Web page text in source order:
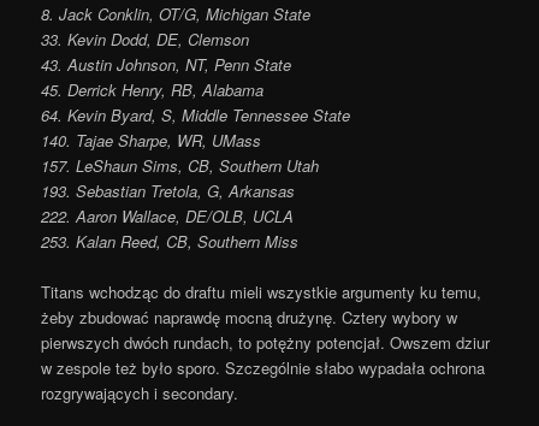
8. Jack Conklin, OT/G, Michigan State
33. Kevin Dodd, DE, Clemson
43. Austin Johnson, NT, Penn State
45. Derrick Henry, RB, Alabama
64. Kevin Byard, S, Middle Tennessee State
140. Tajae Sharpe, WR, UMass
157. LeShaun Sims, CB, Southern Utah
193. Sebastian Tretola, G, Arkansas
222. Aaron Wallace, DE/OLB, UCLA
253. Kalan Reed, CB, Southern Miss
Titans wchodząc do draftu mieli wszystkie argumenty ku temu,
żeby zbudować naprawdę mocną drużynę. Cztery wybory w
pierwszych dwóch rundach, to potężny potencjał. Owszem dziur
w zespole też było sporo. Szczególnie słabo wypadała ochrona
rozgrywających i secondary.